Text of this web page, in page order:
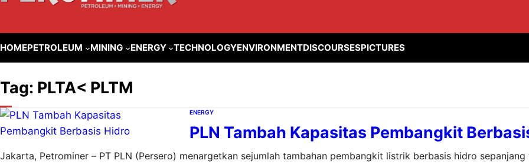
HOMEPETROLEUM MINING ENERGY TECHNOLOGYENVIRONMENTDISCOURSESPICTURES
Tag: PLTA< PLTM
ENERGY
PLN Tambah Kapasitas Pembangkit
Jakarta, Petrominer – PT PLN (Persero) menargetkan sejumlah tambahan pembangkit listrik berbasis hidro sepanjang